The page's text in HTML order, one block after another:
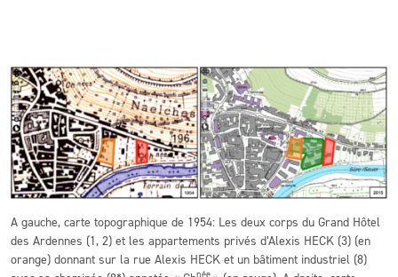
A gauche, carte topographique de 1954: Les deux corps du Grand Hôtel
des Ardennes (1, 2) et les appartements privés d’Alexis HECK (3) (en
orange) donnant sur la rue Alexis HECK et un bâtiment industriel (8)
née